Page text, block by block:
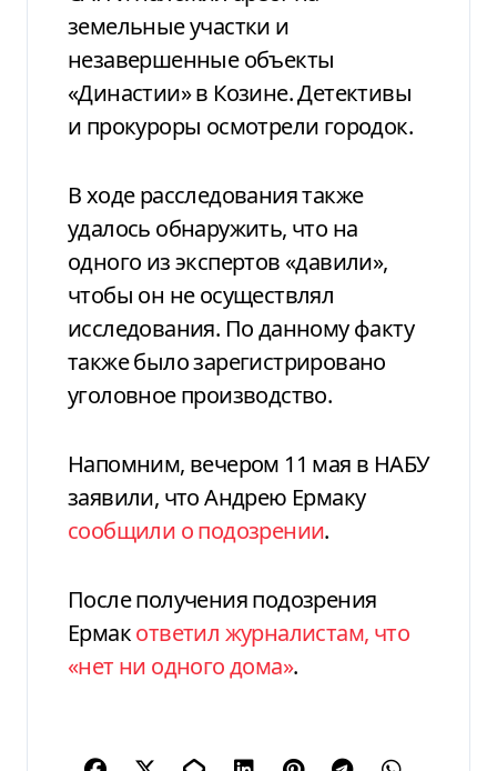
земельные участки и
незавершенные объекты
«Династии» в Козине. Детективы
и прокуроры осмотрели городок.
В ходе расследования также
удалось обнаружить, что на
одного из экспертов «давили»,
чтобы он не осуществлял
исследования. По данному факту
также было зарегистрировано
уголовное производство.
Напомним, вечером 11 мая в НАБУ
заявили, что Андрею Ермаку
сообщили о подозрении.
После получения подозрения
Ермакответил журналистам, что
«нет ни одного дома».